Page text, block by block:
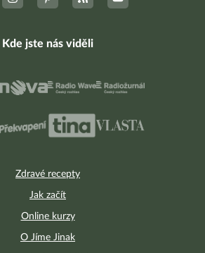
Zdravé recepty
Jak začít
Online kurzy
O Jíme Jinak
Kde jste nás viděli